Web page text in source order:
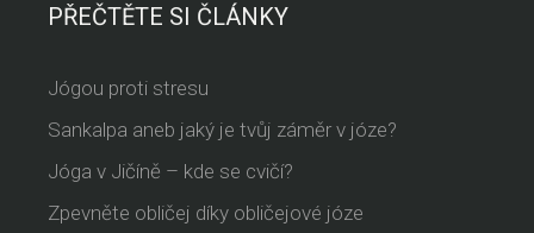
PŘEČTĚTE SI ČLÁNKY
Jógou proti stresu
Sankalpa aneb jaký je tvůj záměr v józe?
Jóga v Jičíně – kde se cvičí?
Zpevněte obličej díky obličejové józe